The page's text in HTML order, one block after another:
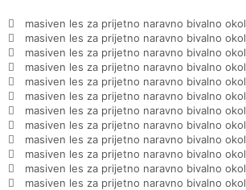
masiven les za prijetno naravno bivalno
masiven les za prijetno naravno bivalno
masiven les za prijetno naravno bivalno
masiven les za prijetno naravno bivalno
masiven les za prijetno naravno bivalno
masiven les za prijetno naravno bivalno
masiven les za prijetno naravno bivalno
masiven les za prijetno naravno bivalno
masiven les za prijetno naravno bivalno
masiven les za prijetno naravno bivalno
masiven les za prijetno naravno bivalno
masiven les za prijetno naravno bivalno